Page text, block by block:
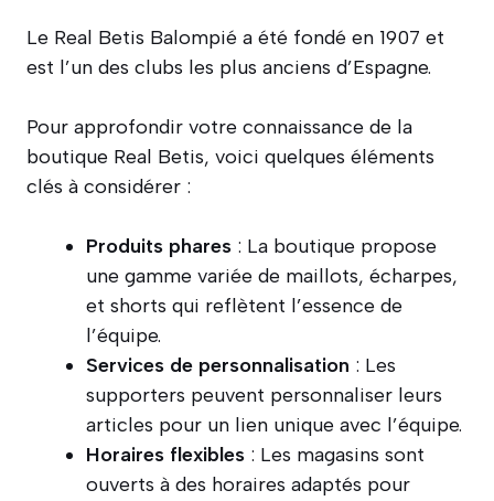
Le Real Betis Balompié a été fondé en 1907 et
est l’un des clubs les plus anciens d’Espagne.
Pour approfondir votre connaissance de la
boutique Real Betis, voici quelques éléments
clés à considérer :
Produits phares : La boutique propose
une gamme variée de maillots, écharpes,
et shorts qui reflètent l’essence de
l’équipe.
Services de personnalisation : Les
supporters peuvent personnaliser leurs
articles pour un lien unique avec l’équipe.
Horaires flexibles : Les magasins sont
ouverts à des horaires adaptés pour